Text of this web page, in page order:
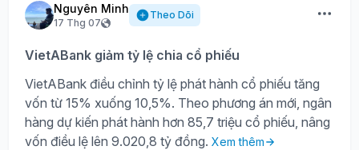
Nguyên Minh
17 Thg 07
Theo Dõi
VietABank giảm tỷ lệ chia cổ phiếu
VietABank điều chỉnh tỷ lệ phát hành cổ phiếu tăng
vốn từ 15% xuống 10,5%. Theo phương án mới, ngân
hàng dự kiến phát hành hơn 85,7 triệu cổ phiếu, nâng
vốn điều lệ lên 9.020,8 tỷ đồng. Xem thêm